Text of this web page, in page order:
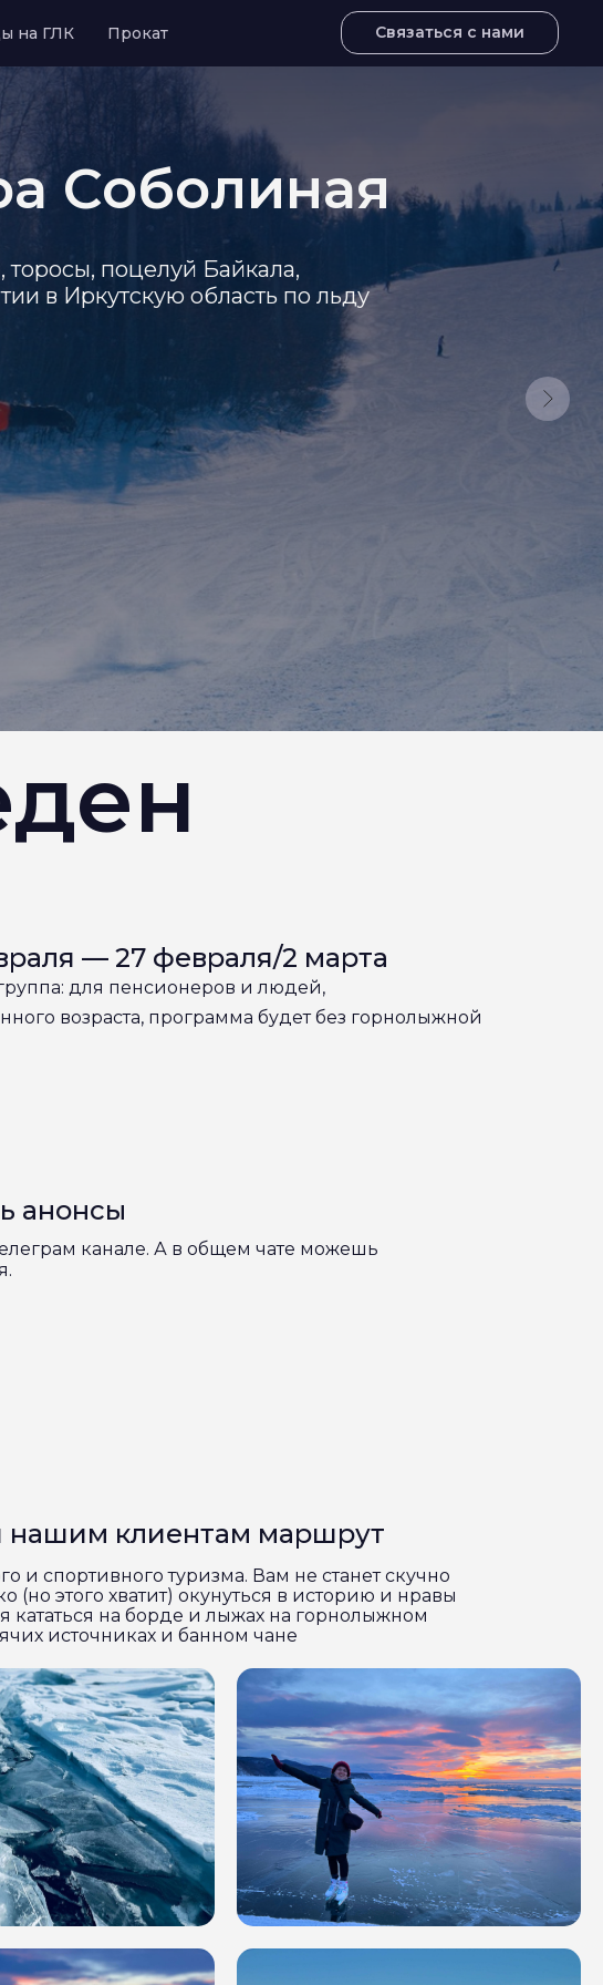
на ГЛК Прокат Связаться с нами
Соболиная
торосы, поцелуй Байкала,
в Иркутскую область по льду
— 27 февраля/2 марта
для пенсионеров и людей,
возраста, программа будет без горнолыжной
анонсы
канале. А в общем чате можешь
нашим клиентам маршрут
и спортивного туризма. Вам не станет скучно
этого хватит) окунуться в историю и нравы
кататься на борде и лыжах на горнолыжном
источниках и банном чане